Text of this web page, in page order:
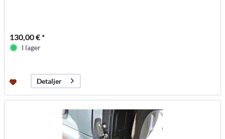
130,00 € *
I lager
Detaljer